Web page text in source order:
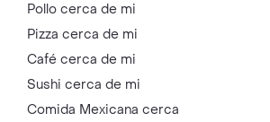
Pollo cerca de mi
Pizza cerca de mi
Café cerca de mi
Sushi cerca de mi
Comida Mexicana cerca